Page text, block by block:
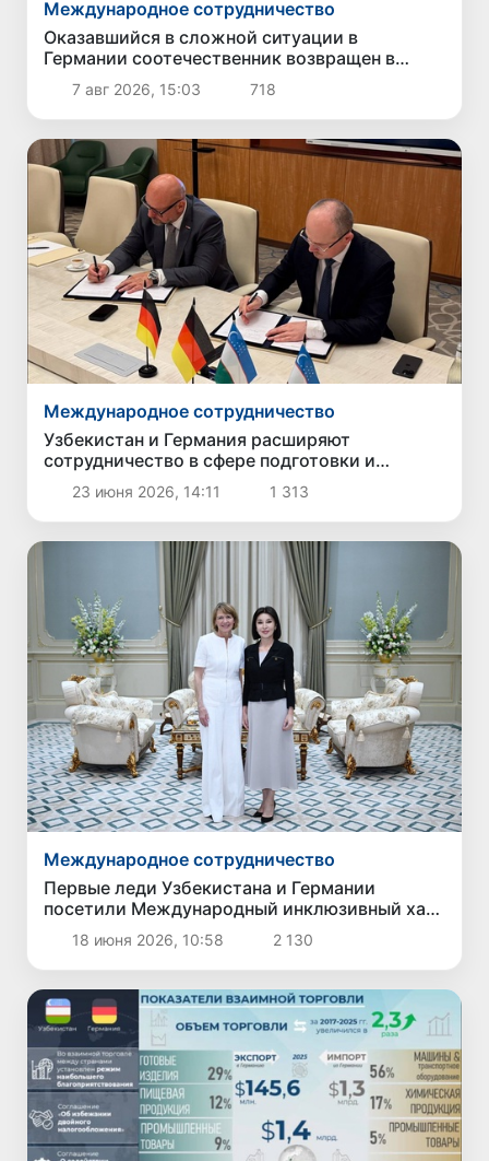
Международное сотрудничество
Оказавшийся в сложной ситуации в
Германии соотечественник возвращен в
Узбекистан
7 авг 2026, 15:03 718
Международное сотрудничество
Узбекистан и Германия расширяют
сотрудничество в сфере подготовки и
трудоустройства специалистов
23 июня 2026, 14:11 1 313
Международное сотрудничество
Первые леди Узбекистана и Германии
посетили Международный инклюзивный хаб
в Ташкенте
18 июня 2026, 10:58 2 130